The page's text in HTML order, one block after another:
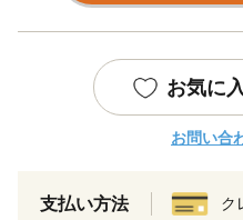
お気に
お問い合
支払い方法 ク